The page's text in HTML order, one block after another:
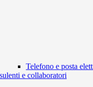
Telefono e posta
e collaboratori